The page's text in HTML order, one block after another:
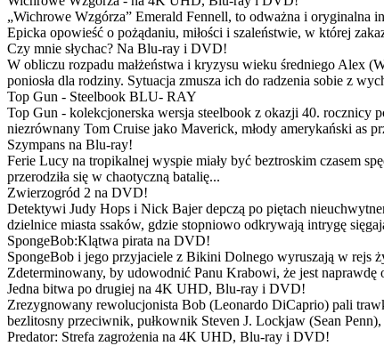
„Wichrowe Wzgórza” Emerald Fennell, to odważna i oryginalna
Epicka opowieść o pożądaniu, miłości i szaleństwie, w której
Czy mnie słychac? Na Blu-ray i DVD!
W obliczu rozpadu małżeństwa i kryzysu wieku średniego Alex
poniosła dla rodziny. Sytuacja zmusza ich do radzenia sobie z
Top Gun - Steelbook BLU- RAY
Top Gun - kolekcjonerska wersja steelbook z okazji 40.
niezrównany Tom Cruise jako Maverick, młody amerykański as
Szympans na Blu-ray!
Ferie Lucy na tropikalnej wyspie miały być beztroskim czasem
przerodziła się w chaotyczną batalię...
Zwierzogród 2 na DVD!
Detektywi Judy Hops i Nick Bajer depczą po piętach
dzielnice miasta ssaków, gdzie stopniowo odkrywają intrygę
SpongeBob:Klątwa pirata na DVD!
SpongeBob i jego przyjaciele z Bikini Dolnego wyruszają w rejs
Zdeterminowany, by udowodnić Panu Krabowi, że jest
Jedna bitwa po drugiej na 4K UHD, Blu-ray i DVD!
Zrezygnowany rewolucjonista Bob (Leonardo DiCaprio) pali
bezlitosny przeciwnik, pułkownik Steven J. Lockjaw (Sean
Predator: Strefa zagrożenia na 4K UHD, Blu-ray i DVD!